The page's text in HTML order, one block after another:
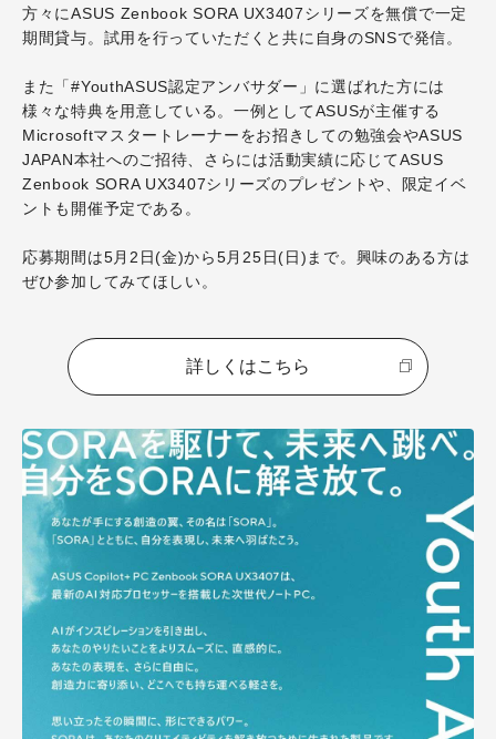
方々にASUS Zenbook SORA UX3407シリーズを無償で一定
期間貸与。試用を行っていただくと共に自身のSNSで発信。
また「#YouthASUS認定アンバサダー」に選ばれた方には
様々な特典を用意している。一例としてASUSが主催する
Microsoftマスタートレーナーをお招きしての勉強会やASUS
JAPAN本社へのご招待、さらには活動実績に応じてASUS
Zenbook SORA UX3407シリーズのプレゼントや、限定イベ
ントも開催予定である。
応募期間は5月2日(金)から5月25日(日)まで。興味のある方は
ぜひ参加してみてほしい。
詳しくはこちら